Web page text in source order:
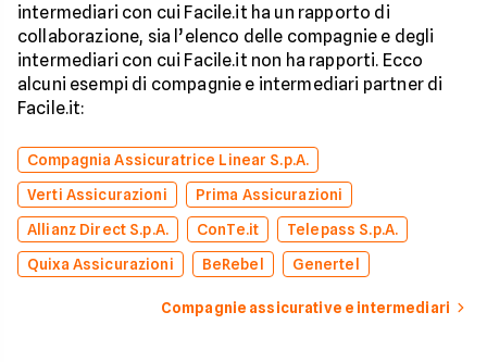
intermediari con cui Facile.it ha un rapporto di
collaborazione, sia l’elenco delle compagnie e degli
intermediari con cui Facile.it non ha rapporti. Ecco
alcuni esempi di compagnie e intermediari partner di
Facile.it:
Compagnia Assicuratrice Linear S.p.A.
Verti Assicurazioni
Prima Assicurazioni
Allianz Direct S.p.A.
ConTe.it
Telepass S.p.A.
Quixa Assicurazioni
BeRebel Genertel
Compagnie assicurative e intermediari